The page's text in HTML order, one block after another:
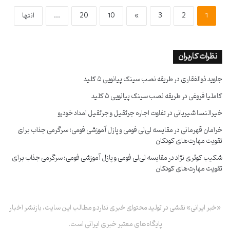
1
2
3
»
10
20
... انتها
نظرات کاربران
جاوید ذوالفقاریدرطریقه نصب سینک پیانویی ۵ کلید
کاملیا فروغیدرطریقه نصب سینک پیانویی ۵ کلید
خیرالنسا شیریانیدرتفاوت اجاره جرثقیل و جرثقیل امداد خودرو
خرامان قهرمانیدرمقایسه لی‌لی فومی و پازل آموزشی فومی؛ سرگرمی جذاب برای
تقویت مهارت‌های کودکان
شکیب کوثری نژاددرمقایسه لی‌لی فومی و پازل آموزشی فومی؛ سرگرمی جذاب برای
تقویت مهارت‌های کودکان
«خبر ایرانی» نقشی در تولید محتوای خبری ندارد و مطالب این سایت، بازنشر اخبار
پایگاه‌های معتبر خبری ایرانی است.